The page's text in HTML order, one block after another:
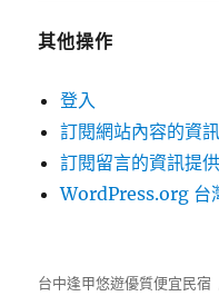
其他操作
登入
訂閱網站內容的資
訂閱留言的資訊提供
WordPress.org 台
台中逢甲悠遊優質便宜民宿